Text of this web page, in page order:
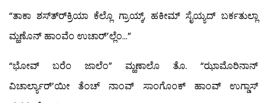
“ತಾಕಾ ಶಸ್ತ್ರ್‍ಕ್ರಿಯಾ ಕೆಲ್ಲೊ ಗ್ರಾಯ್ಕ್, ಹಕೀಮ್ ಸೈಯ್ಯದ್ ಬರ್ಕತುಲ್ಲಾ
ಮ್ಹಣೊನ್ ಹಾಂವೆಂ ಉಚಾರ್’ಲ್ಲೆಂ…”
“ಭೋವ್ ಬರೆಂ ಜಾಲೆಂ” ಮ್ಹಣಾಲೊ ತೊ. “ಝಾಮೊರಿನಾನ್
ವಿಚಾರ್ಲ್ಯಾರ್’ಯೀ ತೆಂಚ್ ನಾಂವ್ ಸಾಂಗೊಂಕ್ ಹಾಂವ್ ಉಗ್ಡಾಸ್